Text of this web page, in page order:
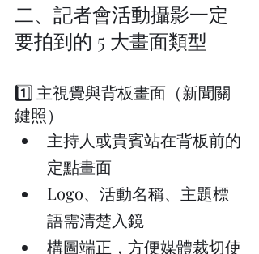
二、記者會活動攝影一定
要拍到的 5 大畫面類型
1️⃣ 主視覺與背板畫面（新聞關
鍵照）
主持人或貴賓站在背板前的
定點畫面
Logo、活動名稱、主題標
語需清楚入鏡
構圖端正，方便媒體裁切使